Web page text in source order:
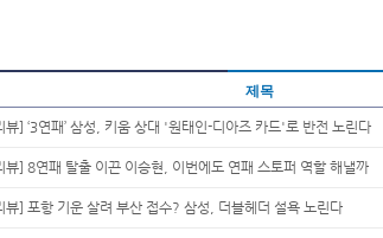
제목
뷰] ‘3연패’ 삼성, 키움 상대 '원태인-디아즈 카드'로 반전 노린다
뷰] 8연패 탈출 이끈 이승현, 이번에도 연패 스토퍼 역할 해낼까
뷰] 포항 기운 살려 부산 접수? 삼성, 더블헤더 설욕 노린다